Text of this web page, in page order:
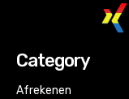
Category
Afrekenen